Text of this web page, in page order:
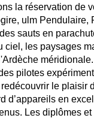
la réservation de
ulm Pendulaire,
sauts en
ciel, les paysages
pilotes
le plaisir
d’appareils en
Les diplômes